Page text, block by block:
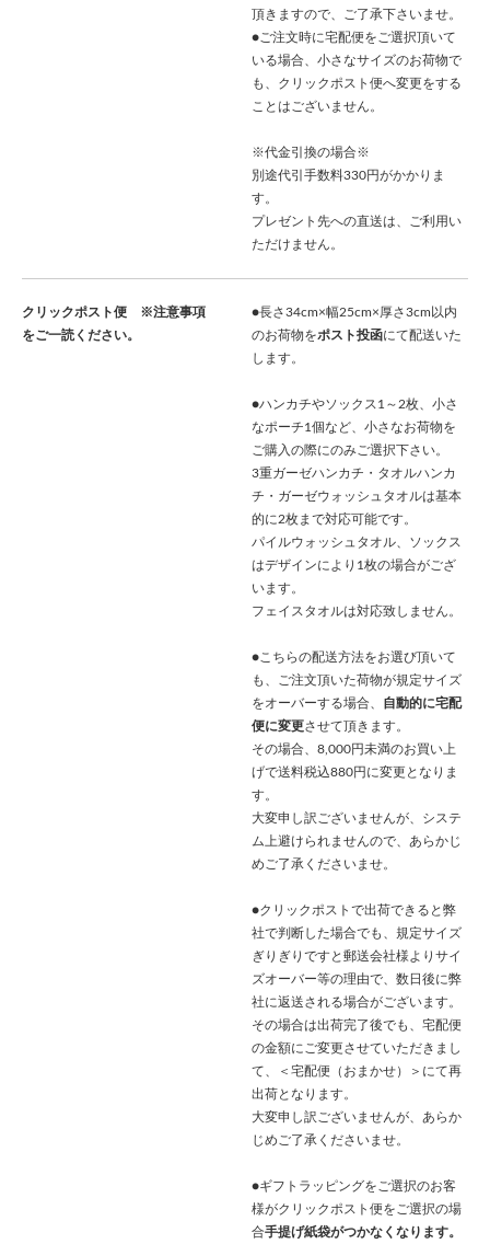
頂きますので、ご了承下さいませ。
●ご注文時に宅配便をご選択頂いて
いる場合、小さなサイズのお荷物で
も、クリックポスト便へ変更をする
ことはございません。
※代金引換の場合※
別途代引手数料330円がかかりま
す。
プレゼント先への直送は、ご利用い
ただけません。
クリックポスト便 ※注意事項
をご一読ください。
●長さ34cm×幅25cm×厚さ3cm以内
のお荷物をポスト投函にて配送いた
します。
●ハンカチやソックス1～2枚、小さ
なポーチ1個など、小さなお荷物を
ご購入の際にのみご選択下さい。
3重ガーゼハンカチ・タオルハンカ
チ・ガーゼウォッシュタオルは基本
的に2枚まで対応可能です。
パイルウォッシュタオル、ソックス
はデザインにより1枚の場合がござ
います。
フェイスタオルは対応致しません。
●こちらの配送方法をお選び頂いて
も、ご注文頂いた荷物が規定サイズ
をオーバーする場合、 自動的に宅配
便に変更させて頂きます。
その場合、8,000円未満のお買い上
げで送料税込880円に変更となりま
す。
大変申し訳ございませんが、システ
ム上避けられませんので、あらかじ
めご了承くださいませ。
●クリックポストで出荷できると弊
社で判断した場合でも、規定サイズ
ぎりぎりですと郵送会社様よりサイ
ズオーバー等の理由で、数日後に弊
社に返送される場合がございます。
その場合は出荷完了後でも、宅配便
の金額にご変更させていただきまし
て、＜宅配便（おまかせ）＞にて再
出荷となります。
大変申し訳ございませんが、あらか
じめご了承くださいませ。
●ギフトラッピングをご選択のお客
様がクリックポスト便をご選択の場
合手提げ紙袋がつかなくなります。